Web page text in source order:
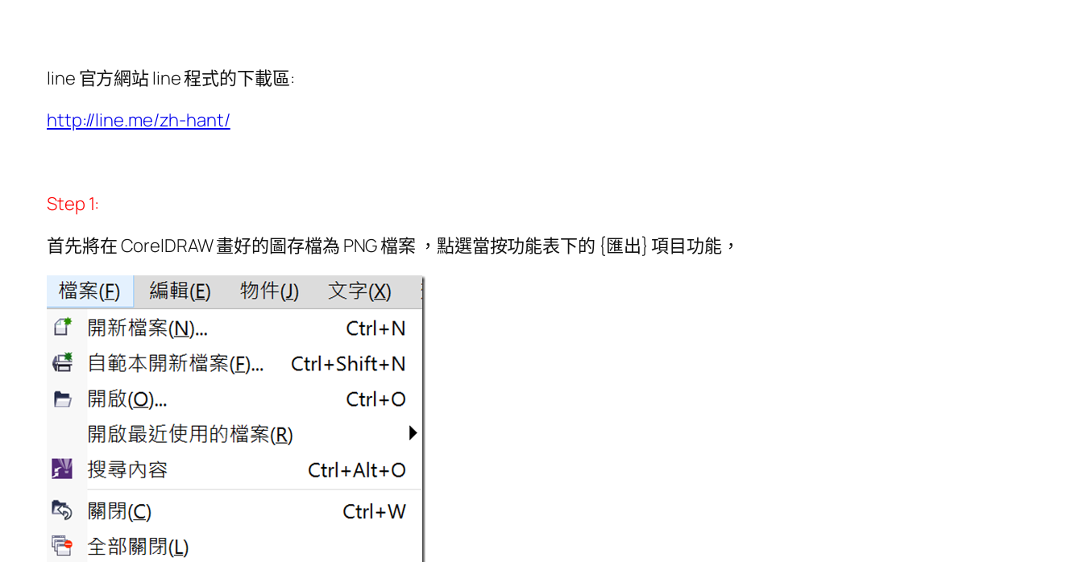
line 官方網站 line 程式的下載區:
http://line.me/zh-hant/
Step 1:
首先將在 CorelDRAW 畫好的圖存檔為 PNG 檔案 ，點選當按功能表下的 {匯出} 項目功能，